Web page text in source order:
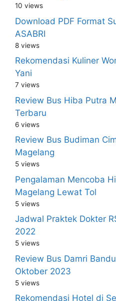
10 views
Download PDF Format
ASABRI
8 views
Rekomendasi Kuliner
Yani
7 views
Review Bus Hiba Putra
Terbaru
6 views
Review Bus Budiman
Magelang
5 views
Pengalaman Mencoba
Magelang Lewat Tol
5 views
Jadwal Praktek Dokter
2022
5 views
Review Bus Damri
Oktober 2023
5 views
Rekomendasi Hotel di